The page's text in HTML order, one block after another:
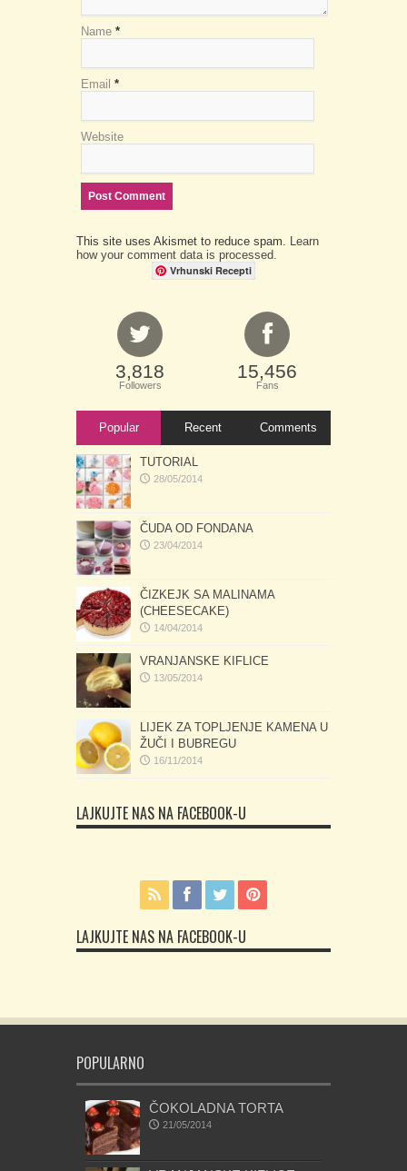
Name *
Email *
Website
This site uses Akismet to reduce spam. Learn
how your comment data is processed.
Vrhunski Recepti
3,818
Followers
15,456
Fans
Popular Recent Comments
TUTORIAL
28/05/2014
ČUDA OD FONDANA
23/04/2014
ČIZKEJK SA MALINAMA
(CHEESECAKE)
14/04/2014
VRANJANSKE KIFLICE
13/05/2014
LIJEK ZA TOPLJENJE KAMENA U
ŽUČI I BUBREGU
16/11/2014
LAJKUJTE NAS NA FACEBOOK-U
LAJKUJTE NAS NA FACEBOOK-U
POPULARNO
ČOKOLADNA TORTA
21/05/2014